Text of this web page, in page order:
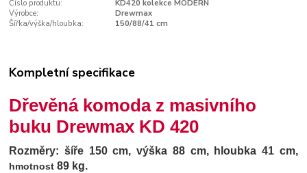
Číslo produktu:
KD420 kolekce MODERN
Výrobce:
Drewmax
Šířka/výška/hloubka:
150/88/41 cm
Kompletní specifikace
Dřevěná komoda z masivního
buku Drewmax KD 420
Rozměry: šíře 150 cm, výška 88 cm, hloubka 41 cm,
hmotnost 89 kg.